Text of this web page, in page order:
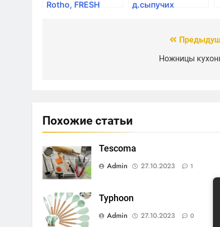
Rotho, FRESH
д.сыпучих
10*10*14,2см
Ножницы
Похожие статьи
Tescoma
Admin
27.10.2023 1
Typhoon
Admin
27.10.2023 0